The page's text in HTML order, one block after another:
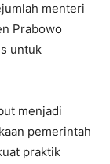
menteri
Prabowo
untuk
menjadi
pemerintah
praktik